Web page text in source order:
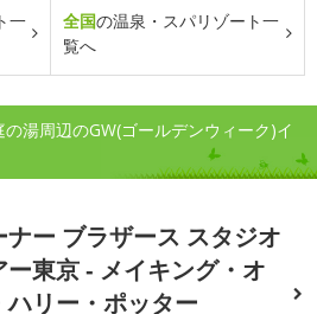
一
全国の温泉・スパリゾート一
覧へ
湯周辺のGW(ゴールデンウィーク)イ
ナー ブラザース スタジオ
ー東京 ‐ メイキング・オ
ハリー・ポッター